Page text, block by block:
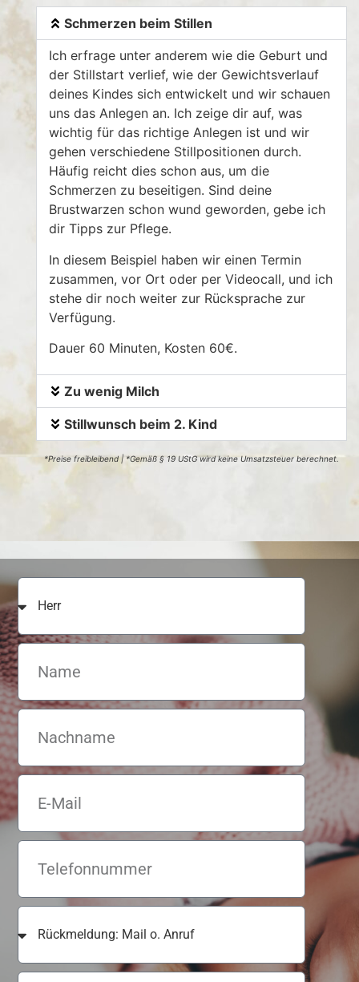
Schmerzen beim Stillen
Ich erfrage unter anderem wie die Geburt und
der Stillstart verlief, wie der Gewichtsverlauf
deines Kindes sich entwickelt und wir schauen
uns das Anlegen an. Ich zeige dir auf, was
wichtig für das richtige Anlegen ist und wir
gehen verschiedene Stillpositionen durch.
Häufig reicht dies schon aus, um die
Schmerzen zu beseitigen. Sind deine
Brustwarzen schon wund geworden, gebe ich
dir Tipps zur Pflege.
In diesem Beispiel haben wir einen Termin
zusammen, vor Ort oder per Videocall, und ich
stehe dir noch weiter zur Rücksprache zur
Verfügung.
Dauer 60 Minuten, Kosten 60€.
Zu wenig Milch
Stillwunsch beim 2. Kind
*Preise freibleibend | *Gemäß § 19 UStG wird keine Umsatzsteuer berechnet.